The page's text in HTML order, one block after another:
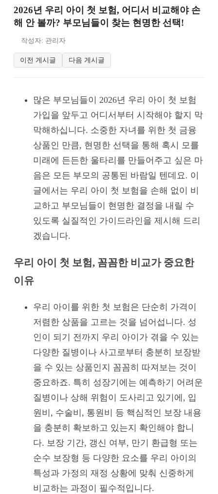
2026년 우리 아이 첫 보험, 어디서 비교해야 손
해 안 볼까? 부모님들이 찾는 현명한 선택!
작성자: 관리자
이전 게시글 다음 게시글
많은 부모님들이 2026년 우리 아이 첫 보험
가입을 앞두고 어디서부터 시작해야 할지 막
막해하십니다. 소중한 자녀를 위한 첫 금융
상품인 만큼, 현명한 선택을 통해 혹시 모를
미래에 든든한 울타리를 만들어주고 싶은 마
음은 모든 부모의 공통된 바람일 텐데요. 이
글에서는 우리 아이 첫 보험을 손해 없이 비
교하고 부모님들이 현명한 결정을 내릴 수
있도록 실질적인 가이드라인을 제시해 드리
겠습니다.
우리 아이 첫 보험, 꼼꼼한 비교가 중요한
이유
우리 아이를 위한 첫 보험은 단순히 가격이
저렴한 상품을 고르는 것을 넘어섭니다. 성
인이 되기 전까지 우리 아이가 겪을 수 있는
다양한 질병이나 사고로부터 충분히 보장받
을 수 있는 상품인지 꼼꼼히 따져보는 것이
중요하죠. 특히 성장기에는 예측하기 어려운
질병이나 상해 위험이 도사리고 있기에, 입
원비, 수술비, 통원비 등 핵심적인 보장 내용
을 충분히 확보하고 있는지 확인해야 합니
다. 보장 기간, 갱신 여부, 만기 환급형 또는
순수 보장형 등 다양한 요소를 우리 아이의
특성과 가정의 재정 상황에 맞춰 신중하게
비교하는 과정이 필수적입니다.